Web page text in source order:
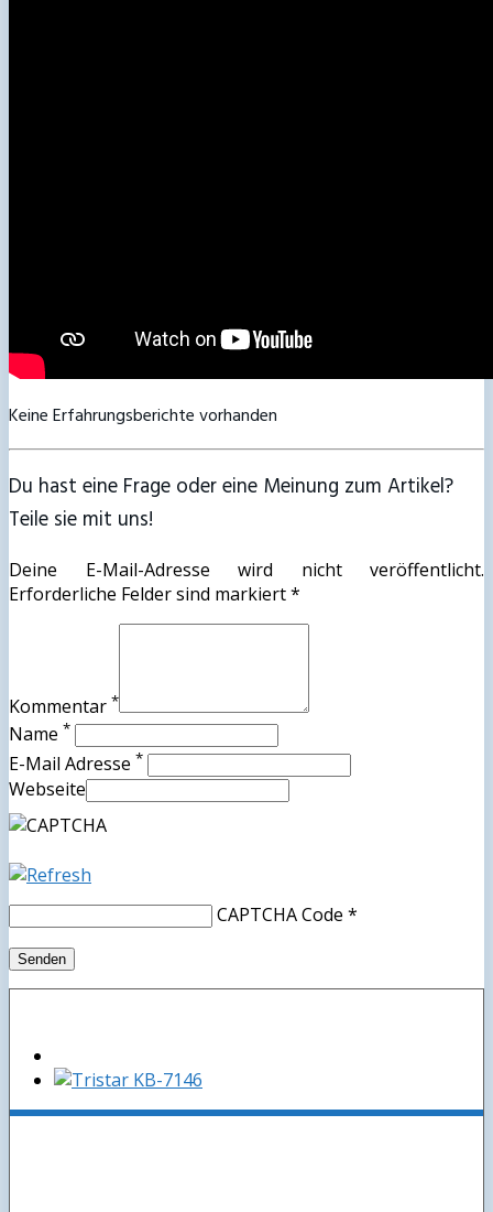
Keine Erfahrungsberichte vorhanden
Du hast eine Frage oder eine Meinung zum Artikel?
Teile sie mit uns!
Deine E-Mail-Adresse wird nicht veröffentlicht.
Erforderliche Felder sind markiert *
Kommentar *
Name *
E-Mail Adresse *
Webseite
CAPTCHA Code *